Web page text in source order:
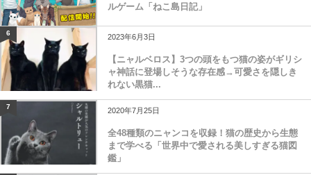
ルゲーム「ねこ島日記」
6 2023年6月3日
【ニャルベロス】3つの頭をもつ猫の姿がギリシ
ャ神話に登場しそうな存在感→可愛さを隠しき
れない黒猫...
7 2020年7月25日
全48種類のニャンコを収録！猫の歴史から生態
まで学べる「世界中で愛される美しすぎる猫図
鑑」